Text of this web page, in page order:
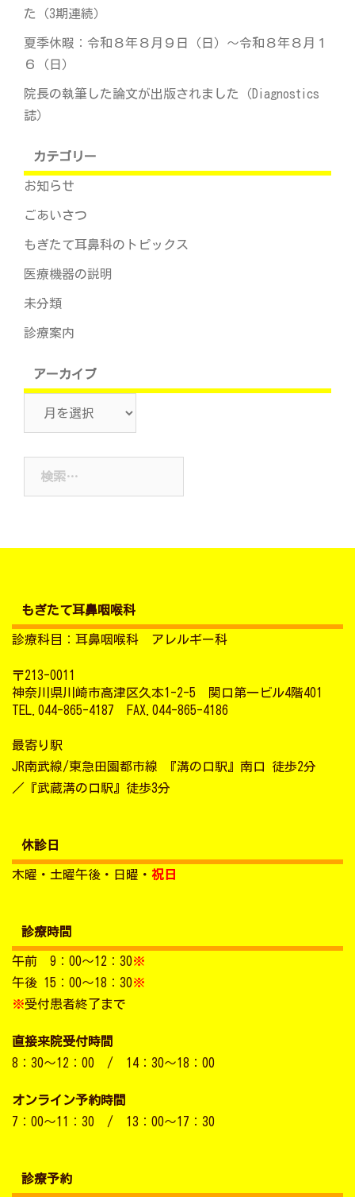
た（3期連続）
夏季休暇：令和８年８月９日（日）～令和８年８月１
６（日）
院長の執筆した論文が出版されました（Diagnostics
誌）
カテゴリー
お知らせ
ごあいさつ
もぎたて耳鼻科のトピックス
医療機器の説明
未分類
診療案内
アーカイブ
もぎたて耳鼻咽喉科
診療科目：耳鼻咽喉科 アレルギー科
〒213-0011
神奈川県川崎市高津区久本1-2-5 関口第一ビル4階401
TEL.044-865-4187 FAX.044-865-4186
最寄り駅
JR南武線/東急田園都市線 『溝の口駅』南口 徒歩2分
／『武蔵溝の口駅』徒歩3分
休診日
木曜・土曜午後・日曜・ 祝日
診療時間
午前 9：00～12：30※
午後 15：00～18：30※
※受付患者終了まで
直接来院受付時間
8：30～12：00 / 14：30～18：00
オンライン予約時間
7：00～11：30 / 13：00～17：30
診療予約